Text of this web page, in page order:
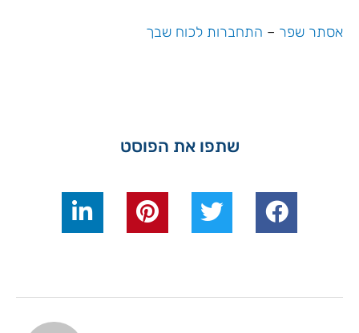
אסתר שפר – התחברות לכוח שבך
שתפו את הפוסט